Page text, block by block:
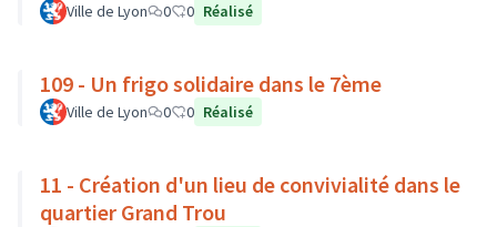
Ville de Lyon 0 0 Réalisé
109 - Un frigo solidaire dans le 7ème
Ville de Lyon 0 0 Réalisé
11 - Création d'un lieu de convivialité dans le
quartier Grand Trou